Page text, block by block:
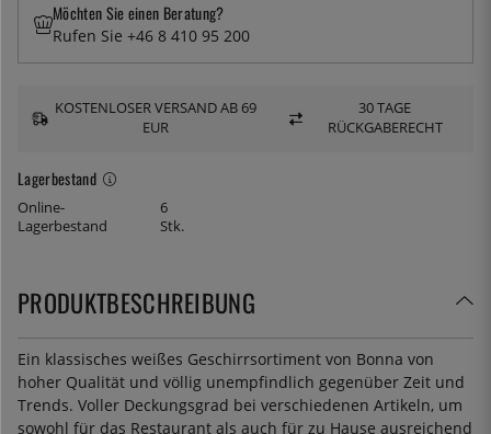
Lagerbestand
Online-
Lagerbestand
6
Stk.
Möchten Sie einen Beratung?
Rufen Sie +46 8 410 95 200
KOSTENLOSER VERSAND AB 69
EUR
30 TAGE
RÜCKGABERECHT
PRODUKTBESCHREIBUNG
Ein klassisches weißes Geschirrsortiment von Bonna von
hoher Qualität und völlig unempfindlich gegenüber Zeit und
Trends. Voller Deckungsgrad bei verschiedenen Artikeln, um
sowohl für das Restaurant als auch für zu Hause ausreichend